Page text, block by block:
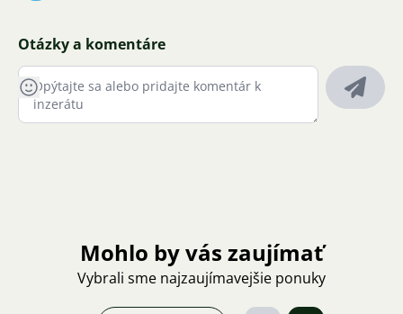
Otázky a komentáre
Mohlo by vás zaujímať
Vybrali sme najzaujímavejšie ponuky